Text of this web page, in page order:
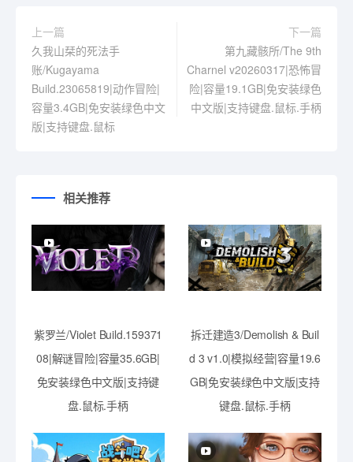
上一篇
久我山栞的死法手
账/Kugayama
Build.23065819|动作冒险|
容量3.4GB|免安装绿色中文
版|支持键盘.鼠标
下一篇
第九藏骸所/The 9th
Charnel v20260317|恐怖冒
险|容量19.1GB|免安装绿色
中文版|支持键盘.鼠标.手柄
相关推荐
紫罗兰/Violet Build.159371
08|解谜冒险|容量35.6GB|
免安装绿色中文版|支持键
盘.鼠标.手柄
拆迁建造3/Demolish & Buil
d 3 v1.0|模拟经营|容量19.6
GB|免安装绿色中文版|支持
键盘.鼠标.手柄